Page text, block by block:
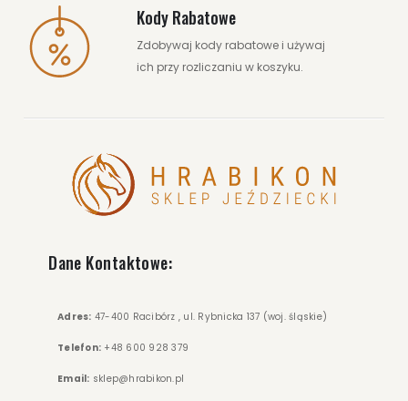
Kody Rabatowe
Zdobywaj kody rabatowe i używaj
ich przy rozliczaniu w koszyku.
Dane Kontaktowe:
Adres: 47-400 Racibórz , ul. Rybnicka 137 (woj. śląskie)
Telefon: +48 600 928 379
Email: sklep@hrabikon.pl